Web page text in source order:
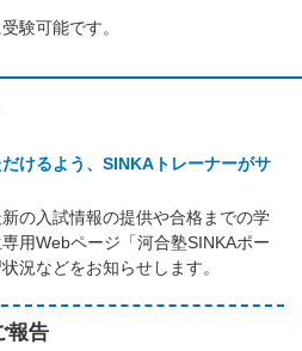
験可能です。
けるよう、SINKAトレーナーがサ
の入試情報の提供や合格までの学
用Webページ「河合塾SINKAポー
況などをお知らせします。
報告